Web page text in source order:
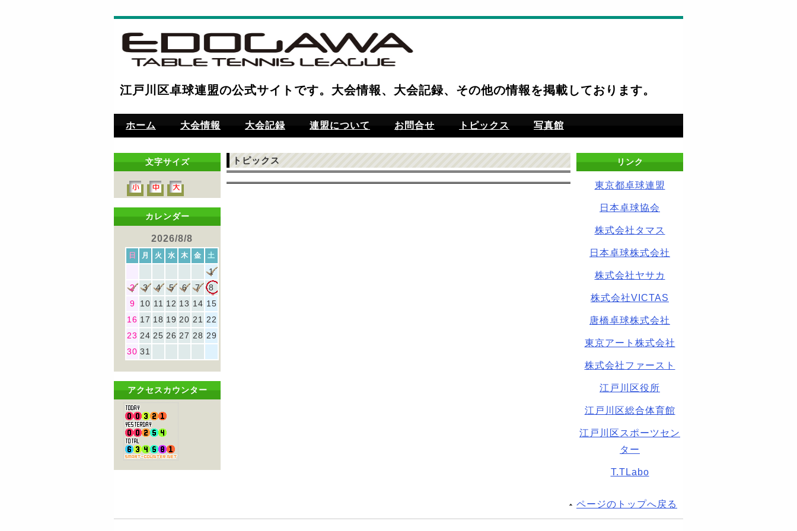
江戸川区卓球連盟の公式サイトです。大会情報、大会記録、その他の情報を掲載しております。
ホーム 大会情報 大会記録 連盟について お問合せ トピックス 写真館
文字サイズ
カレンダー
2026/8/8
日 月 火 水 木 金 土
1
2
3 4 5 6 7
8
9
10 11 12 13 14 15
16 17 18 19 20 21
22
23 24 25 26 27 28 29
30 31
アクセスカウンター
トピックス リンク
東京都卓球連盟
日本卓球協会
株式会社タマス
日本卓球株式会社
株式会社ヤサカ
株式会社VICTAS
唐橋卓球株式会社
東京アート株式会社
株式会社ファースト
江戸川区役所
江戸川区総合体育館
江戸川区スポーツセン
ター
T.TLabo
ページのトップへ戻る